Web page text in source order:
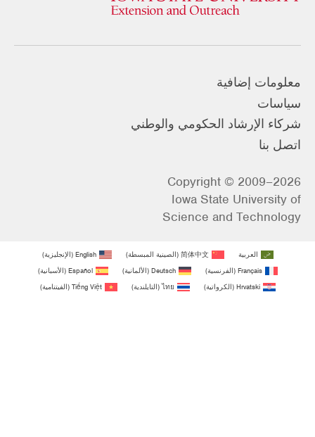
معلومات إضافية
سياسات
شركاء الإرشاد الحكومي والوطني
اتصل بنا
Copyright © 2009–2026
Iowa State University of
Science and Technology
العربية 简体中文
(الصينية المبسطة)
English
(الإنجليزية)
Français
(الفرنسية)
Deutsch
(الألمانية)
Español
(الأسبانية)
Hrvatski
(الكرواتية)
ไทย
(التايلندية)
Tiếng Việt
(الفيتنامية)